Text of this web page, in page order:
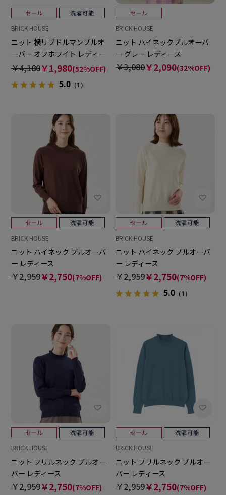
BRICK HOUSE
ニット 横リブドルマンプルオ
ーバー オフホワイト レディー
ス
￥4,180￥1,980(52%OFF)
5.0（1）
BRICK HOUSE
ニット ハイネックプルオーバ
ー グレー レディース
￥3,080￥2,090(32%OFF)
BRICK HOUSE
ニット ハイネック プルオーバ
ー レディース
￥2,959￥2,750(7%OFF)
BRICK HOUSE
ニット ハイネック プルオーバ
ー レディース
￥2,959￥2,750(7%OFF)
5.0 （1）
BRICK HOUSE
ニット フリルネック プルオー
バー レディース
￥2,959￥2,750(7%OFF)
BRICK HOUSE
ニット フリルネック プルオー
バー レディース
￥2,959￥2,750(7%OFF)